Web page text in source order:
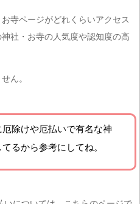
寺ページがどれくらいアクセス
社・お寺の人気度や認知度の高
ん。
除けや厄払いで有名な神
てるから参考にしてね。